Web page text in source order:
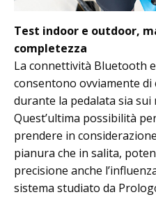
Test indoor e outdoor,
completezza
La connettività Bluetooth
consentono ovviamente
durante la pedalata sia sui
Quest’ultima possibilità
prendere in
pianura che in salita,
precisione anche
sistema studiato da